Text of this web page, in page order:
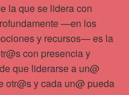
la que se lidera con
—en los
y recursos— es la
con presencia y
que liderarse a un@
otr@s y cada un@ pueda